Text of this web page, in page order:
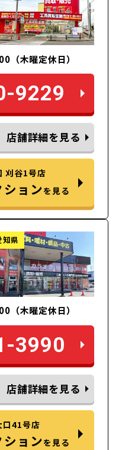
（木曜定休日）
9229
店舗詳細を見る
刈谷1号店
ョンを見る
知県
（木曜定休日）
3990
店舗詳細を見る
口41号店
ョンを見る